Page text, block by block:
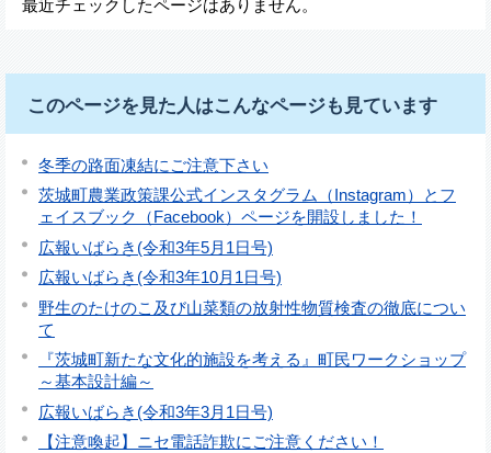
最近チェックしたページはありません。
このページを見た人はこんなページも見ています
冬季の路面凍結にご注意下さい
茨城町農業政策課公式インスタグラム（Instagram）とフ
ェイスブック（Facebook）ページを開設しました！
広報いばらき(令和3年5月1日号)
広報いばらき(令和3年10月1日号)
野生のたけのこ及び山菜類の放射性物質検査の徹底につい
て
『茨城町新たな文化的施設を考える』町民ワークショップ
～基本設計編～
広報いばらき(令和3年3月1日号)
【注意喚起】ニセ電話詐欺にご注意ください！